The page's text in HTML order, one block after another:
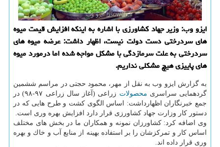
ایزو وب: وزیر جهاد كشاورزی با اشاره به اینكه افزایش قیمت میوه
های سردرختی دست دولت نیست، اظهار داشت: عرضه میوه های
سردرختی به علت سرمازدگی با مشكل مواجه شده اما درمورد میوه
های پاییزی هیچ مشكلی نداریم.
به گزارش ایزو وب به نقل از مهر، محمود حجتی در مراسم ششمین
گردهمایی سراسری محصولات
زراعی (آغاز سال زراعی ۹۷-۹۸) در
جمع خبرنگاران اظهارداشت: اساس الگوی كشت و طرح هایی كه در
دستور كار وزارت جهاد كشاورزی قرار دارد افزایش بهره وری است.
وی اضافه كرد: كشاورزان نمونه و همكاران ما در بخش های مختلف
اساس كار و تمركزشان را بر استفاده بهینه از منابع آب و خاك و بهره
وری قرار داده اند.